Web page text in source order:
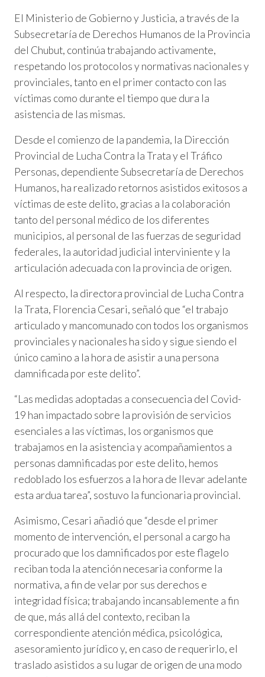
El Ministerio de Gobierno y Justicia, a través de la
Subsecretaría de Derechos Humanos de la Provincia
del Chubut, continúa trabajando activamente,
respetando los protocolos y normativas nacionales y
provinciales, tanto en el primer contacto con las
víctimas como durante el tiempo que dura la
asistencia de las mismas.
Desde el comienzo de la pandemia, la Dirección
Provincial de Lucha Contra la Trata y el Tráfico
Personas, dependiente Subsecretaría de Derechos
Humanos, ha realizado retornos asistidos exitosos a
víctimas de este delito, gracias a la colaboración
tanto del personal médico de los diferentes
municipios, al personal de las fuerzas de seguridad
federales, la autoridad judicial interviniente y la
articulación adecuada con la provincia de origen.
Al respecto, la directora provincial de Lucha Contra
la Trata, Florencia Cesari, señaló que “el trabajo
articulado y mancomunado con todos los organismos
provinciales y nacionales ha sido y sigue siendo el
único camino a la hora de asistir a una persona
damnificada por este delito”.
“Las medidas adoptadas a consecuencia del Covid-
19 han impactado sobre la provisión de servicios
esenciales a las víctimas, los organismos que
trabajamos en la asistencia y acompañamientos a
personas damnificadas por este delito, hemos
redoblado los esfuerzos a la hora de llevar adelante
esta ardua tarea”, sostuvo la funcionaria provincial.
Asimismo, Cesari añadió que “desde el primer
momento de intervención, el personal a cargo ha
procurado que los damnificados por este flagelo
reciban toda la atención necesaria conforme la
normativa, a fin de velar por sus derechos e
integridad física; trabajando incansablemente a fin
de que, más allá del contexto, reciban la
correspondiente atención médica, psicológica,
asesoramiento jurídico y, en caso de requerirlo, el
traslado asistidos a su lugar de origen de una modo